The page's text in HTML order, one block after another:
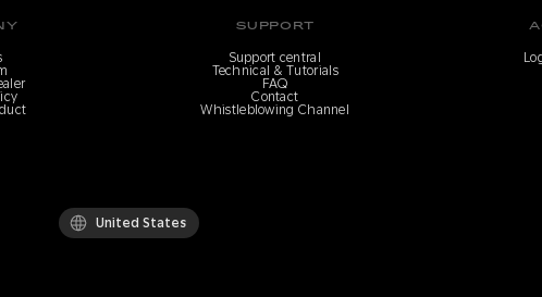
SUPPORT
Support central
Technical & Tutorials
FAQ
Contact
Whistleblowing Channel
United States